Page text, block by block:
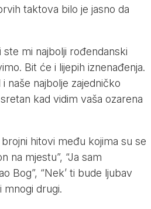
taktova bilo je jasno da
mi najbolji rođendanski
Bit će i lijepih iznenađenja.
naše najbolje zajedničko
kad vidim vaša ozarena
hitovi među kojima su se
na mjestu”, “Ja sam
Bog”, “Nek’ ti bude ljubav
mnogi drugi.